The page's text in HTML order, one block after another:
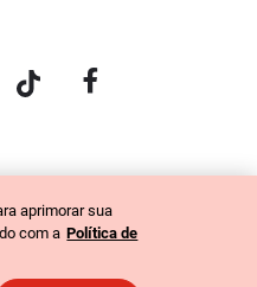
aprimorar sua
com a Política de